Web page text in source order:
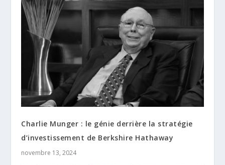
Charlie Munger : le génie derrière la stratégie
d’investissement de Berkshire Hathaway
novembre 13, 2024